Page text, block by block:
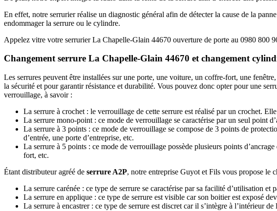
En effet, notre serrurier réalise un diagnostic général afin de détecter la cause de la
endommager la serrure ou le cylindre.
Appelez vitre votre serrurier La Chapelle-Glain 44670 ouverture de porte au 0980 800
Changement serrure La Chapelle-Glain 44670 et changement
Les serrures peuvent être installées sur une porte, une voiture, un coffre-fort, une
la sécurité et pour garantir résistance et durabilité. Vous pouvez donc opter pour une
verrouillage, à savoir :
La serrure à crochet : le verrouillage de cette serrure est réalisé par un crochet.
La serrure mono-point : ce mode de verrouillage se caractérise par un seul point
La serrure à 3 points : ce mode de verrouillage se compose de 3 points de
d’entrée, une porte d’entreprise, etc.
La serrure à 5 points : ce mode de verrouillage possède plusieurs points
fort, etc.
Étant distributeur agréé de serrure A2P, notre entreprise Guyot et Fils vous propose le
La serrure carénée : ce type de serrure se caractérise par sa facilité d’utilisation
La serrure en applique : ce type de serrure est visible car son boitier est exposé
La serrure à encastrer : ce type de serrure est discret car il s’intègre à l’intérieur de